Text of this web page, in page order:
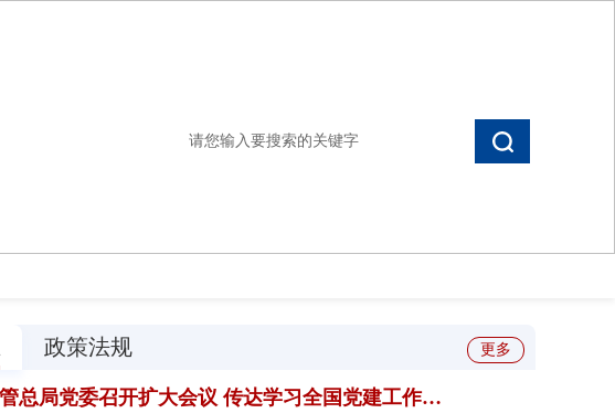
政策法规 更多
金融监管总局党委召开扩大会议 传达学习全国党建工作座谈会...